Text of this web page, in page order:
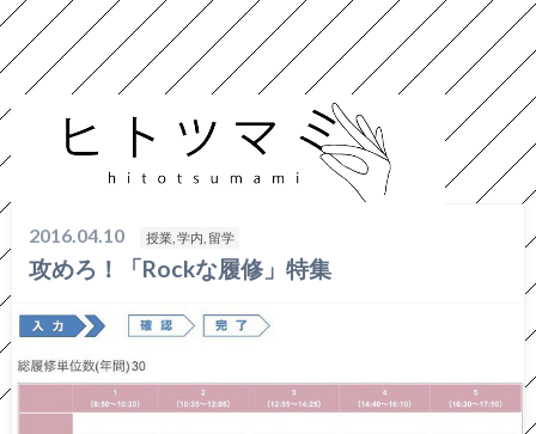
授業, 学内, 留学 攻めろ！「Rockな履修」特集
2016.04.10 授業, 学内, 留学
攻めろ！「Rockな履修」特集